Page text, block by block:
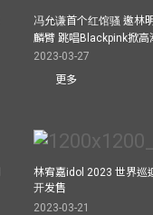
冯允谦首个红馆骚 邀林
麟臂 跳唱Blackpink掀高
2023-03-27
更多
林宥嘉idol 2023 世界巡
开发售
2023-03-21